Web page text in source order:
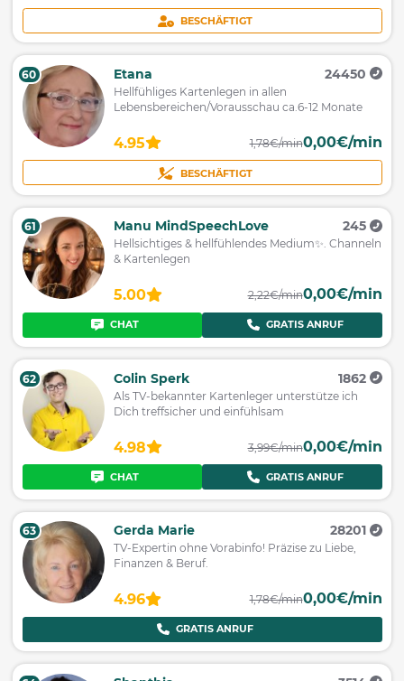
BESCHÄFTIGT
60 Etana 24450
Hellfühliges Kartenlegen in allen
Lebensbereichen/Vorausschau ca.6-12 Monate
4.95 1,78€/min0,00€/min
BESCHÄFTIGT
61 Manu MindSpeechLove 245
Hellsichtiges & hellfühlendes Medium✨️. Channeln
& Kartenlegen
5.00 2,22€/min0,00€/min
CHAT GRATIS ANRUF
62 Colin Sperk 1862
Als TV-bekannter Kartenleger unterstütze ich
Dich treffsicher und einfühlsam
4.98 3,99€/min0,00€/min
CHAT GRATIS ANRUF
63 Gerda Marie 28201
TV-Expertin ohne Vorabinfo! Präzise zu Liebe,
Finanzen & Beruf.
4.96 1,78€/min0,00€/min
GRATIS ANRUF